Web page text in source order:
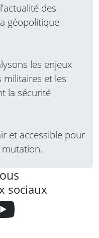
des
géopolitique
les enjeux
militaires et les
la sécurité
et accessible pour
sociaux